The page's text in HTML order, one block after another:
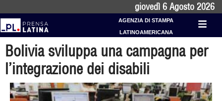
giovedì 6 Agosto 2026
AGENZIA DI STAMPA
LATINOAMERICANA
Bolivia sviluppa una campagna per
l’integrazione dei disabili